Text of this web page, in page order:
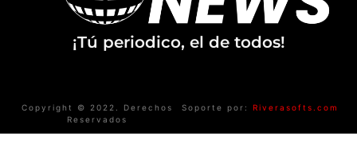
¡Tú periodico, el de todos!
Copyright © 2022. Derechos
Reservados
Soporte por: Riverasofts.com